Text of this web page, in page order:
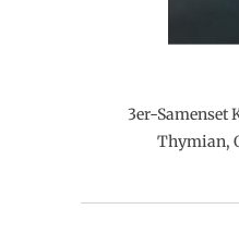
3er-Samenset
Thymian,